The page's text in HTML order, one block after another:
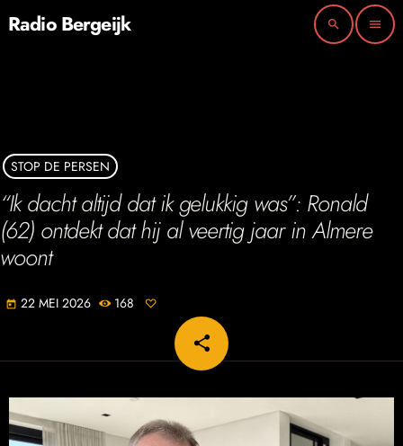
Radio Bergeijk search menu
STOP DE PERSEN
“Ik dacht altijd dat ik gelukkig was”: Ronald
(62) ontdekt dat hij al veertig jaar in Almere
woont
today 22 MEI 2026 168
share
email